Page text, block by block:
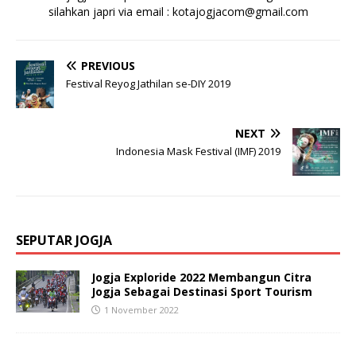
silahkan japri via email : kotajogjacom@gmail.com
PREVIOUS
Festival Reyog Jathilan se-DIY 2019
NEXT
Indonesia Mask Festival (IMF) 2019
SEPUTAR JOGJA
Jogja Exploride 2022 Membangun Citra
Jogja Sebagai Destinasi Sport Tourism
1 November 2022